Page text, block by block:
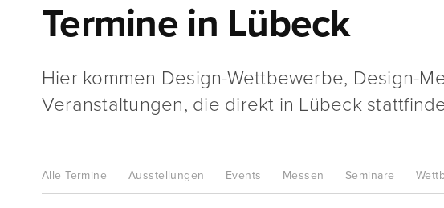
Termine in Lübeck
Hier kommen Design-Wettbewerbe, Design-
Veranstaltungen, die direkt in Lübeck
AlleTermine Ausstellungen Events Messen Seminare